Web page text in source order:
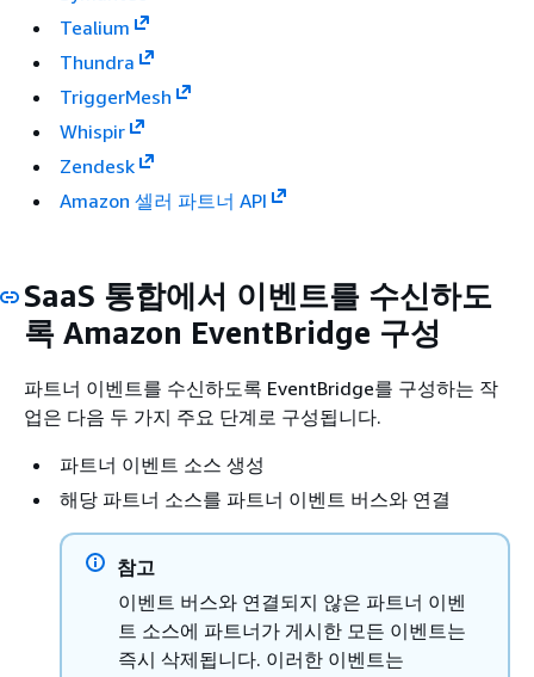
Tealium
Thundra
TriggerMesh
Whispir
Zendesk
Amazon 셀러 파트너 API
SaaS 통합에서 이벤트를 수신하도
록 Amazon EventBridge 구성
파트너 이벤트를 수신하도록 EventBridge를 구성하는 작
업은 다음 두 가지 주요 단계로 구성됩니다.
파트너 이벤트 소스 생성
해당 파트너 소스를 파트너 이벤트 버스와 연결
참고
이벤트 버스와 연결되지 않은 파트너 이벤
트 소스에 파트너가 게시한 모든 이벤트는
즉시 삭제됩니다. 이러한 이벤트는